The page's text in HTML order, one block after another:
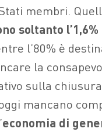
membri.
soltanto
l’80% è
la
sulla
mancano
economia di